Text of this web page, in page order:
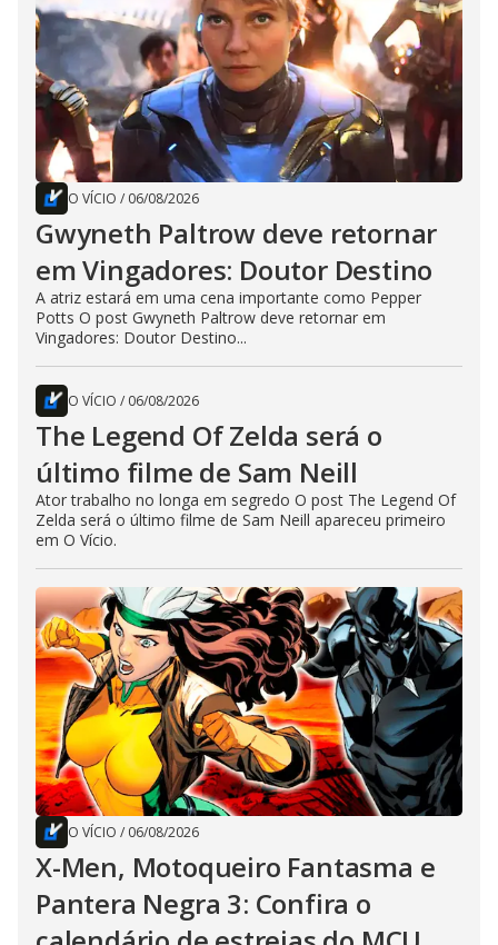
O VÍCIO / 06/08/2026
Gwyneth Paltrow deve retornar
em Vingadores: Doutor Destino
A atriz estará em uma cena importante como Pepper
Potts O post Gwyneth Paltrow deve retornar em
Vingadores: Doutor Destino...
O VÍCIO / 06/08/2026
The Legend Of Zelda será o
último filme de Sam Neill
Ator trabalho no longa em segredo O post The Legend Of
Zelda será o último filme de Sam Neill apareceu primeiro
em O Vício.
O VÍCIO / 06/08/2026
X-Men, Motoqueiro Fantasma e
Pantera Negra 3: Confira o